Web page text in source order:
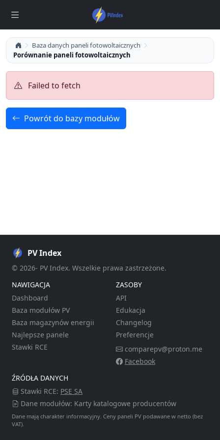
Baza danych paneli fotowoltaicznych
Porównanie paneli fotowoltaicznych
Failed to fetch
Powrót do bazy modułów
PV Index
© 2026- PV Index. Wszelkie prawa zastrzeżone.
NAWIGACJA
Dashboard
Baza modułów PV
Baza magazynów energii
Najlepsze panele
Stawki RCE
ZASOBY
API
Edukacja
Changelog
Preferencje
comparepv@proton.me
Facebook
ŹRÓDŁA DANYCH
Stawki RCE: PSE SA
Dane modułów: Karty katalogowe producentów
Dane mają charakter informacyjny. Ceny paneli PV podawane w netto (bez
VAT).